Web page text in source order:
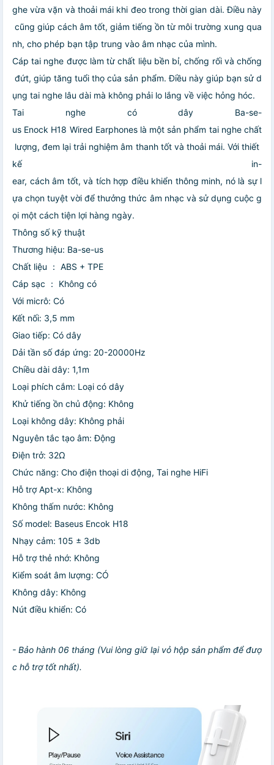
ghe vừa vặn và thoải mái khi đeo trong thời gian dài. Điều này
cũng giúp cách âm tốt, giảm tiếng ồn từ môi trường xung qua
nh, cho phép bạn tập trung vào âm nhạc của mình.
Cáp tai nghe được làm từ chất liệu bền bỉ, chống rối và chống
đứt, giúp tăng tuổi thọ của sản phẩm. Điều này giúp bạn sử d
ụng tai nghe lâu dài mà không phải lo lắng về việc hỏng hóc.
Tai nghe có dây Ba-se-
us Enock H18 Wired Earphones là một sản phẩm tai nghe chất
lượng, đem lại trải nghiệm âm thanh tốt và thoải mái. Với thiết
kế in-
ear, cách âm tốt, và tích hợp điều khiển thông minh, nó là sự l
ựa chọn tuyệt vời để thưởng thức âm nhạc và sử dụng cuộc g
ọi một cách tiện lợi hàng ngày.
Thông số kỹ thuật
Thương hiệu: Ba-se-us
Chất liệu ： ABS + TPE
Cáp sạc ： Không có
Với micrô: Có
Kết nối: 3,5 mm
Giao tiếp: Có dây
Dải tần số đáp ứng: 20-20000Hz
Chiều dài dây: 1,1m
Loại phích cắm: Loại có dây
Khử tiếng ồn chủ động: Không
Loại không dây: Không phải
Nguyên tắc tạo âm: Động
Điện trở: 32Ω
Chức năng: Cho điện thoại di động, Tai nghe HiFi
Hỗ trợ Apt-x: Không
Không thấm nước: Không
Số model: Baseus Encok H18
Nhạy cảm: 105 ± 3db
Hỗ trợ thẻ nhớ: Không
Kiểm soát âm lượng: CÓ
Không dây: Không
Nút điều khiển: Có
- Bảo hành 06 tháng (Vui lòng giữ lại vỏ hộp sản phẩm để đượ
c hỗ trợ tốt nhất).